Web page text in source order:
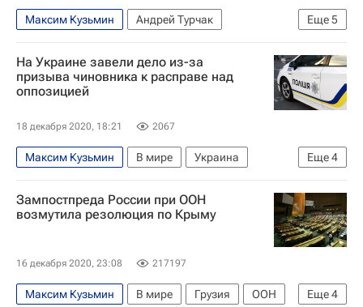
Наталья Никонорова
Оппозиционная платформа - За жизнь
Еще5
Максим Кузьмин
Андрей Турчак
Госдума РФ
Павел Крашенинников
Совет Федерации РФ
Законодательство
Гаражи
На Украине завели дело из-за
призыва чиновника к расправе над
оппозицией
18 декабря 2020, 18:21 2067
Еще4
Максим Кузьмин В мире
Украина
Ренат Кузьмин
Национальное антикоррупционное бюро Украины (НАБУ)
Оппозиционная платформа - За жизнь
Зампостпреда России при ООН
возмутила резолюция по Крыму
16 декабря 2020, 23:08 217197
Еще4
Максим Кузьмин В мире Грузия
ООН